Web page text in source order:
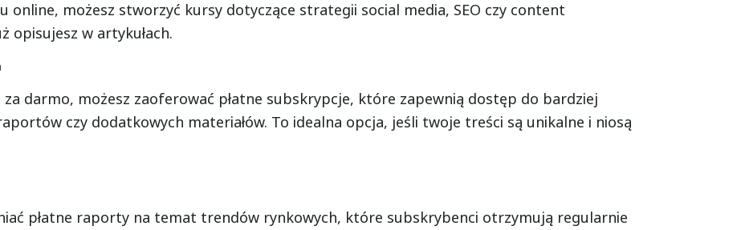
online, możesz stworzyć kursy dotyczące strategii social media, SEO czy content
opisujesz w artykułach.
darmo, możesz zaoferować płatne subskrypcje, które zapewnią dostęp do bardziej
czy dodatkowych materiałów. To idealna opcja, jeśli twoje treści są unikalne i niosą
płatne raporty na temat trendów rynkowych, które subskrybenci otrzymują regularnie